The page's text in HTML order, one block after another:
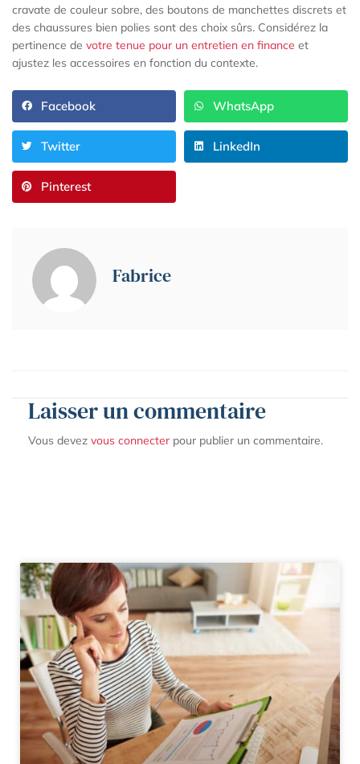
cravate de couleur sobre, des boutons de manchettes discrets et
des chaussures bien polies sont des choix sûrs. Considérez la
pertinence de votre tenue pour un entretien en finance et
ajustez les accessoires en fonction du contexte.
Facebook WhatsApp
Twitter LinkedIn
Pinterest
Fabrice
Laisser un commentaire
Vous devez vous connecter pour publier un commentaire.